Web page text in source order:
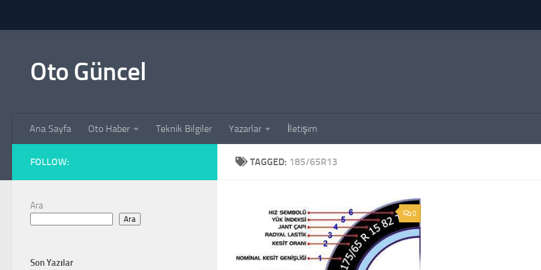
Oto Güncel
Ana Sayfa Oto Haber Teknik Bilgiler Yazarlar İletişim
TAGGED: 185/65R13
0
FOLLOW:
Ara
Ara
Son Yazılar